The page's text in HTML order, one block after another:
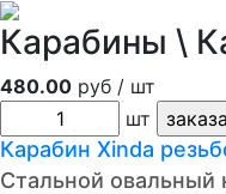
Карабины \
480.00 руб / шт
шт
Карабин Xinda
Стальной овальный